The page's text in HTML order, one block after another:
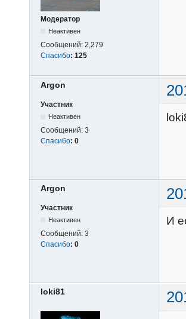
Модератор
Неактивен
Сообщений: 2,279
Спасибо: 125
Argon
Участник
Неактивен
Сообщений: 3
Спасибо: 0
Argon
Участник
Неактивен
Сообщений: 3
Спасибо: 0
И
loki81